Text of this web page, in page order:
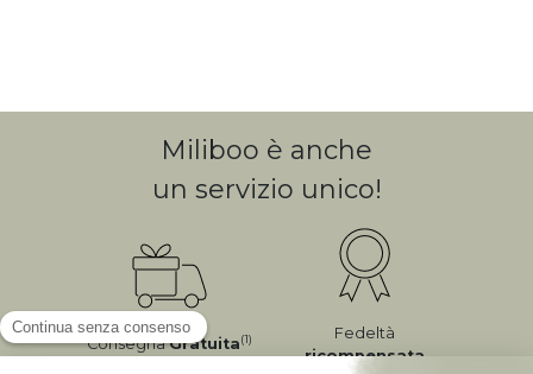
Miliboo è anche
un servizio unico!
ConsegnaGratuita(1)
Fedeltà
ricompensata